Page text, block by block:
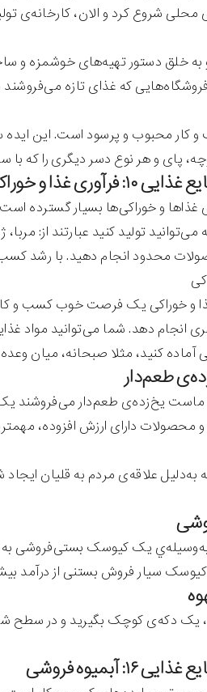
محلی شروع کرد و الان، کارخانه‌ی
به خلق دستور تهیه‌های خوشمزه و
که غذای تازه می‌فروشند
محبوب و پرسود است. این ایده
پای و هر نوع دسر دیگری را که
غذا و خوراکی
غذاها و خوراکی‌ها بسیار گسترده
تولید کنید عبارتند از:
محدود انجام دهید. با رشد کسب و
و خوراکی یک فرصت خوب کسب و
انجام دهد. شما می‌توانید مواد
کنید، مثلا صبحانه، میان
ماست یخ‌زده‌ی طعم‌دار می‌فروشند
دارای ارزش افزوده،
علاقه‌ی مردم به قلیان
یک کیوسک بستی‌فروشی به
سیار فروش بستنی از
یک دکه‌ی کوچک بگیرید و در سطح
آبمیوه فروشی